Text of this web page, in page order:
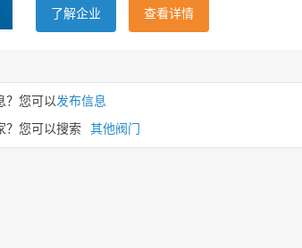
了解企业 查看详情
？您可以发布信息
？您可以搜索 其他阀门